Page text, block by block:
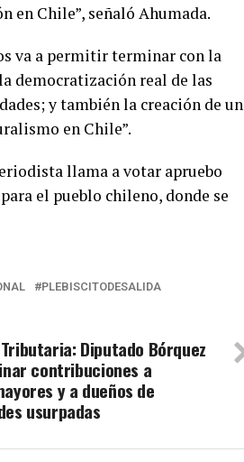
en Chile”, señaló Ahumada.
va a permitir terminar con la
democratización real de las
y también la creación de un
en Chile”.
llama a votar apruebo
el pueblo chileno, donde se
PLEBISCITODESALIDA
Diputado Bórquez
contribuciones a
y a dueños de
usurpadas